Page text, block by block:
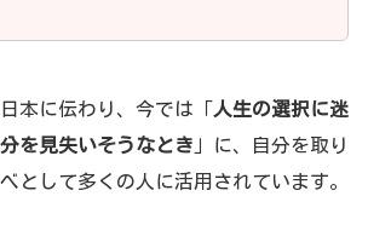
本に伝わり、今では「 人生の選択に迷
分を見失いそうなとき 」に、自分を取り
として多くの人に活用されています。